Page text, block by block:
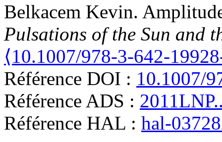
Belkacem Kevin.
Pulsations of the Sun and
⟨10.1007/978-3-642-
Référence DOI : 10.1007/
Référence ADS :
Référence HAL : hal-